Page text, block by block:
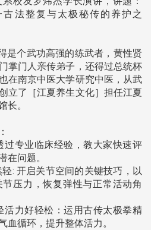
古法整复与太极秘传的养护之
是个武功高强的练武者，黄性贤
掌门人亲传弟子，还得过总统杯
在南京中医大学研究中医，从武
立了［江夏养生文化］担任江夏
长。
过专业临床经验，教大家快速评
在问题。
: 开启关节空间的关键技巧，以
压力，恢复弹性与正常活动角
活力好轻松：运用古传太极拳精
血循环，提升整体活力。